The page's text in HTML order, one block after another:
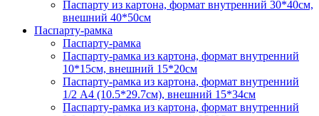
Паспарту из картона, формат внутренний 30*40см,
внешний 40*50см
Паспарту-рамка
Паспарту-рамка
Паспарту-рамка из картона, формат внутренний
10*15см, внешний 15*20см
Паспарту-рамка из картона, формат внутренний
1/2 А4 (10.5*29.7см), внешний 15*34см
Паспарту-рамка из картона, формат внутренний